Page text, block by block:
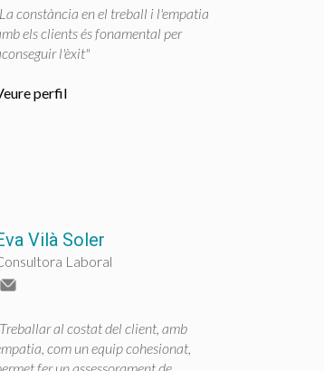
constància en el treball i l'empatia
els clients és fonamental per
l'èxit"
perfil
Vilà Soler
Laboral
al costat del client, amb
com un equip cohesionat,
fer un assessorament de